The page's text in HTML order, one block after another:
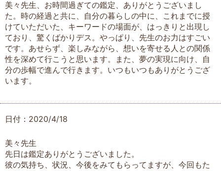
美々先生、お時間過ぎての鑑定、ありがとうございまし
た。時の経過と共に、自分の暮らしの中に、これまでに授
けていただいた、キーワードの場面が、はっきりと出現し
ており、驚くばかりデス。やっぱり、先生のお力はすごい
です。あせらず、楽しみながら、想いを寄せる人との関係
性を深めて行こうと思います。また、夢の実現に向け、自
分の歩幅で進んで行きます。いつもいつもありがとうござ
います。
日付：2020/4/18
美々先生
先日は鑑定ありがとうございました。
彼の気持ち、状況、今後をみてもらってますが、今回もた